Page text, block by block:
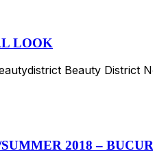
LOOK
Beauty District
2018 –